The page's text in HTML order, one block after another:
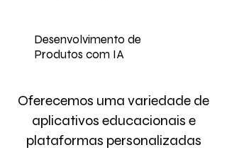
Desenvolvimento de
Produtos com IA
Oferecemos uma variedade de
aplicativos educacionais e
plataformas personalizadas